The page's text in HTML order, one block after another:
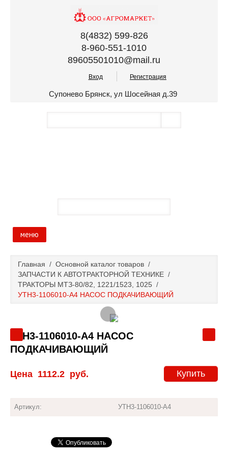
8(4832) 599-826
8-960-551-1010
89605501010@mail.ru
Вход Регистрация
Супонево Брянск, ул Шосейная д.39
меню
Основной каталог товаров
Контакты
Главная / Основной каталог товаров /
ЗАПЧАСТИ К АВТОТРАКТОРНОЙ ТЕХНИКЕ /
ТРАКТОРЫ МТЗ-80/82, 1221/1523, 1025 /
УТН3-1106010-А4 НАСОС ПОДКАЧИВАЮЩИЙ
УТН3-1106010-А4 НАСОС
ПОДКАЧИВАЮЩИЙ
Купить
Цена 1112.2 руб.
Артикул: УТН3-1106010-А4